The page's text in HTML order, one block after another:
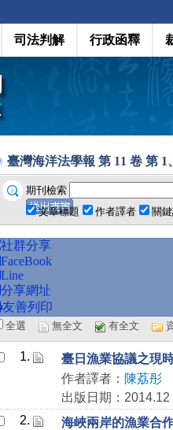
司法判解 行政函釋
臺灣海洋法學報 第 11 卷 第 1
期刊檢索
文章標題
作者譯者 關
社群分享
FaceBook
Line
分享網址
友善列印
全選 無全文 有全文
1.
臺日漁業協議之現
作者譯者： 陳荔彤
出版日期：2014.12
2.
海峽兩岸的漁業合